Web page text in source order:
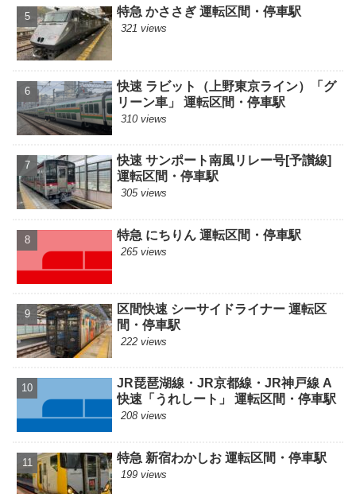
特急 かささぎ 運転区間・停車駅
321 views
快速 ラビット（上野東京ライン）「グ
リーン車」 運転区間・停車駅
310 views
快速 サンポート南風リレー号[予讃線]
運転区間・停車駅
305 views
特急 にちりん 運転区間・停車駅
265 views
区間快速 シーサイドライナー 運転区
間・停車駅
222 views
JR琵琶湖線・JR京都線・JR神戸線 A
快速「うれしート」 運転区間・停車駅
208 views
特急 新宿わかしお 運転区間・停車駅
199 views